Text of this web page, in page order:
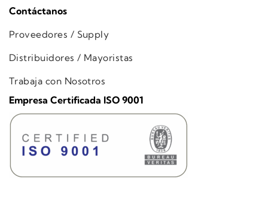
Contáctanos
Proveedores / Supply
Distribuidores / Mayoristas
Trabaja con Nosotros
Empresa Certificada ISO 9001